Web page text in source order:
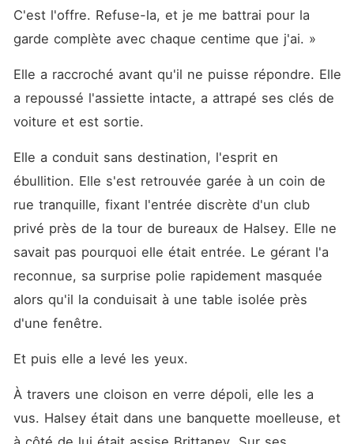
C'est l'offre. Refuse-la, et je me battrai pour la
garde complète avec chaque centime que j'ai. »
Elle a raccroché avant qu'il ne puisse répondre. Elle
a repoussé l'assiette intacte, a attrapé ses clés de
voiture et est sortie.
Elle a conduit sans destination, l'esprit en
ébullition. Elle s'est retrouvée garée à un coin de
rue tranquille, fixant l'entrée discrète d'un club
privé près de la tour de bureaux de Halsey. Elle ne
savait pas pourquoi elle était entrée. Le gérant l'a
reconnue, sa surprise polie rapidement masquée
alors qu'il la conduisait à une table isolée près
d'une fenêtre.
Et puis elle a levé les yeux.
À travers une cloison en verre dépoli, elle les a
vus. Halsey était dans une banquette moelleuse, et